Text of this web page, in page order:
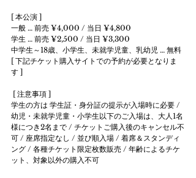
[ 本公演 ]
一般 … 前売 ¥4,000 / 当日 ¥4,800
学生 … 前売 ¥2,500 / 当日 ¥3,300
中学生～18歳、小学生、未就学児童、乳幼児 … 無料
[ 下記チケット購入サイトでの予約が必要となりま
す ]
[ 注意事項 ]
学生の方は 学生証・身分証の提示が入場時に必要 /
幼児・未就学児童・小学生以下のご入場は、大人1名
様につき2名まで / チケットご購入後のキャンセル不
可 / 座席指定なし / 並び順入場 / 着席＆スタンディ
ング / 各種チケット限定枚数販売 / 年齢によるチケ
ット、対象以外の購入不可